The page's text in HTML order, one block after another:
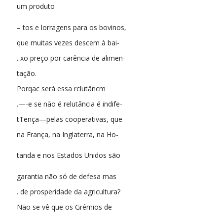
um produto
– tos e lorragens para os bovinos,
que muitas vezes descem à bai-
. xo preço por carência de alimen-
tação.
Porqac será essa rclutâncm
.—-e se não é relutância é indife-
tTença—pelas cooperativas, que
na França, na Inglaterra, na Ho-
tanda e nos Estados Unidos são
garantia não só de defesa mas
. de prosperidade da agricultura?
Não se vê que os Grémios de